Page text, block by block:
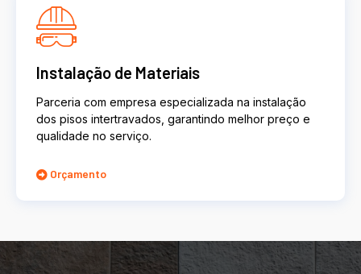
Instalação de Materiais
Parceria com empresa especializada na instalação
dos pisos intertravados, garantindo melhor preço e
qualidade no serviço.
Orçamento